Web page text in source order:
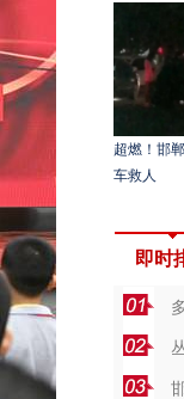
超燃！邯
车救人
即时